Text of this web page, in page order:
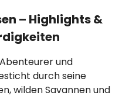
– Highlights &
und
durch seine
wilden Savannen und